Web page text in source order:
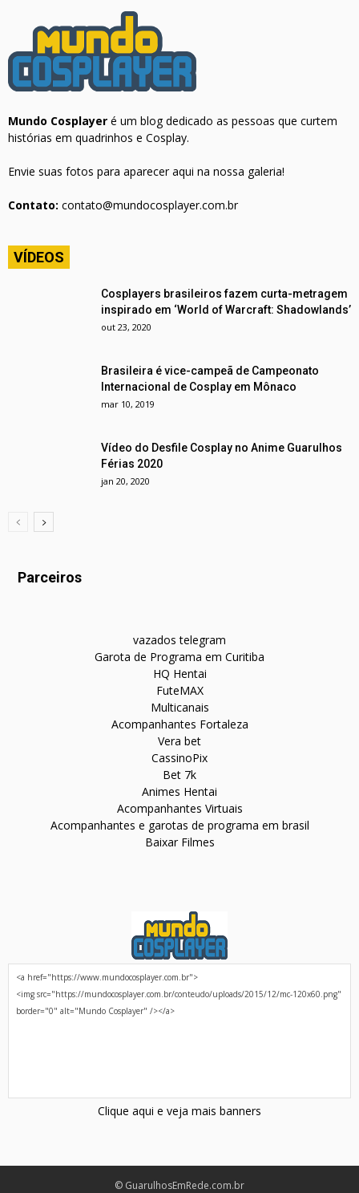
Mundo Cosplayer é um blog dedicado as pessoas que curtem
histórias em quadrinhos e Cosplay.
Envie suas fotos para aparecer aqui na nossa galeria!
Contato: contato@mundocosplayer.com.br
VÍDEOS
Cosplayers brasileiros fazem curta-metragem
inspirado em ‘World of Warcraft: Shadowlands’
out 23, 2020
Brasileira é vice-campeã de Campeonato
Internacional de Cosplay em Mônaco
mar 10, 2019
Vídeo do Desfile Cosplay no Anime Guarulhos
Férias 2020
jan 20, 2020
Parceiros
vazados telegram
Garota de Programa em Curitiba
HQ Hentai
FuteMAX
Multicanais
Acompanhantes Fortaleza
Vera bet
CassinoPix
Bet 7k
Animes Hentai
Acompanhantes Virtuais
Acompanhantes e garotas de programa em brasil
Baixar Filmes
Clique aqui e veja mais banners
© GuarulhosEmRede.com.br